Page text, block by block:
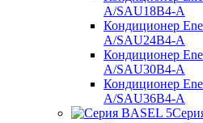
A/SAU18B4-A
Кондиционер
A/SAU24B4-A
Кондиционер
A/SAU30B4-A
Кондиционер
A/SAU36B4-A